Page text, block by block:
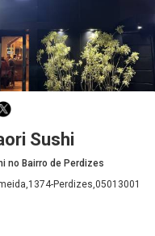
Sushi
no Bairro de Perdizes
Perdizes,05013001